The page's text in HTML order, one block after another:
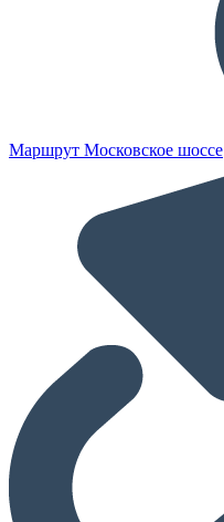
Маршрут Московское шоссе